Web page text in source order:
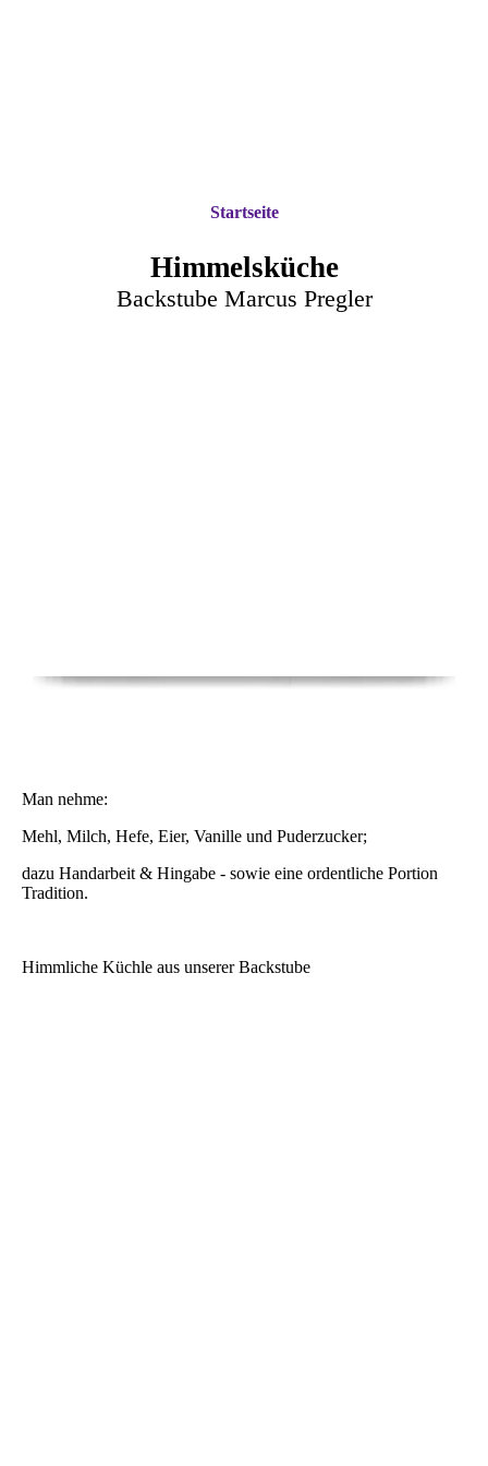
Himmelsküche
Backstube Marcus Pregler
Startseite
Man nehme:
Mehl, Milch, Hefe, Eier, Vanille und Puderzucker;
dazu Handarbeit & Hingabe - sowie eine ordentliche Portion
Tradition.
Himmliche Küchle aus unserer Backstube